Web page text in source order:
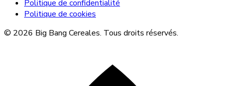
Politique de confidentialité
Politique de cookies
© 2026 Big Bang Cereales. Tous droits réservés.